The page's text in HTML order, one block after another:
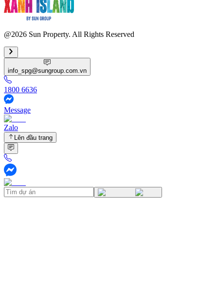
@2026 Sun Property. All Rights Reserved
info_spg@sungroup.com.vn
1800 6636
Message
Zalo
Lên đầu trang